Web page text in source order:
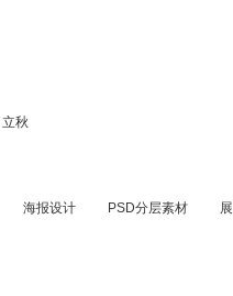
立秋
海报设计 PSD分层素材